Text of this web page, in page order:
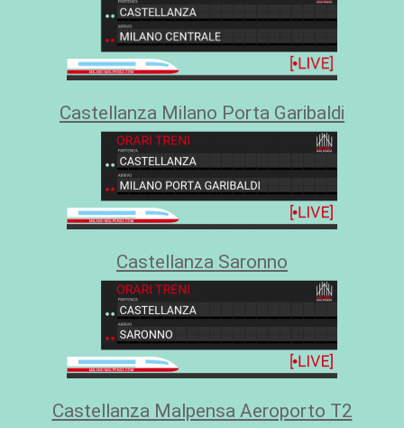
Castellanza Milano Porta Garibaldi
Castellanza Saronno
Castellanza Malpensa Aeroporto T2